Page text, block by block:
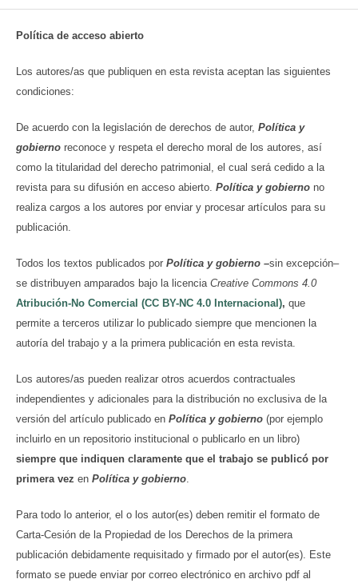
Política de acceso abierto
Los autores/as que publiquen en esta revista aceptan las siguientes
condiciones:
De acuerdo con la legislación de derechos de autor, Política y
gobierno reconoce y respeta el derecho moral de los autores, así
como la titularidad del derecho patrimonial, el cual será cedido a la
revista para su difusión en acceso abierto. Política y gobierno no
realiza cargos a los autores por enviar y procesar artículos para su
publicación.
Todos los textos publicados por Política y gobierno –sin excepción–
se distribuyen amparados bajo la licencia Creative Commons 4.0
Atribución-No Comercial (CC BY-NC 4.0 Internacional), que
permite a terceros utilizar lo publicado siempre que mencionen la
autoría del trabajo y a la primera publicación en esta revista.
Los autores/as pueden realizar otros acuerdos contractuales
independientes y adicionales para la distribución no exclusiva de la
versión del artículo publicado en Política y gobierno (por ejemplo
incluirlo en un repositorio institucional o publicarlo en un libro)
siempre que indiquen claramente que el trabajo se publicó por
primera vez en Política y gobierno
Para todo lo anterior, el o los autor(es) deben remitir el formato de
Carta-Cesión de la Propiedad de los Derechos de la primera
publicación debidamente requisitado y firmado por el autor(es). Este
formato se puede enviar por correo electrónico en archivo pdf al